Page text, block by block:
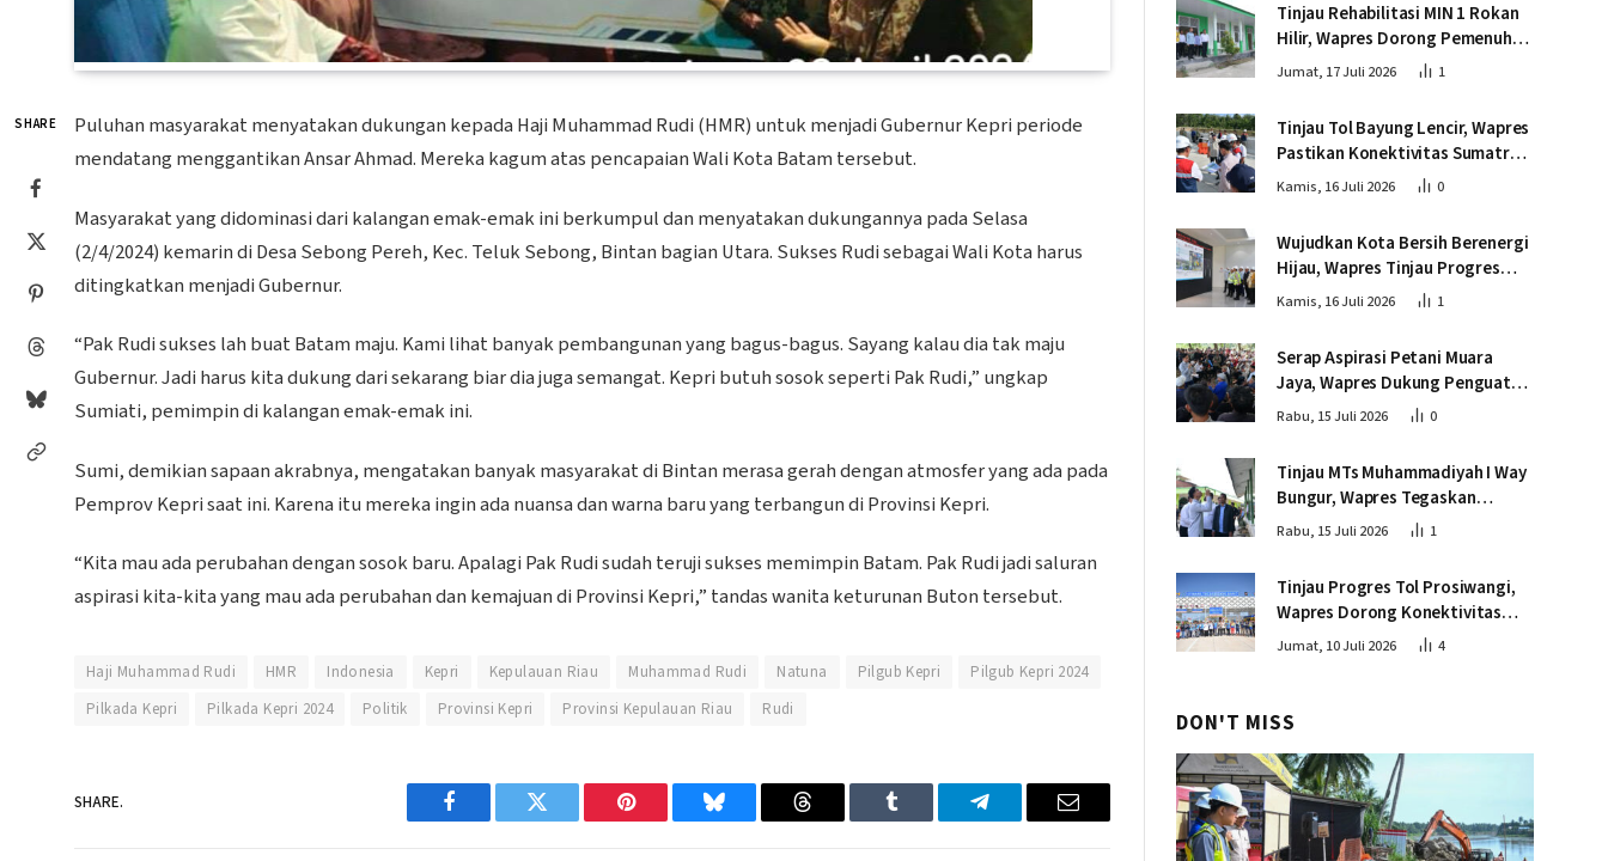
SHARE
Puluhan masyarakat menyatakan dukungan kepada Haji Muhammad Rudi (HMR) untuk menjadi Gubernur Kepri periode
mendatang menggantikan Ansar Ahmad. Mereka kagum atas pencapaian Wali Kota Batam tersebut.
Masyarakat yang didominasi dari kalangan emak-emak ini berkumpul dan menyatakan dukungannya pada Selasa
(2/4/2024) kemarin di Desa Sebong Pereh, Kec. Teluk Sebong, Bintan bagian Utara. Sukses Rudi sebagai Wali Kota harus
ditingkatkan menjadi Gubernur.
“Pak Rudi sukses lah buat Batam maju. Kami lihat banyak pembangunan yang bagus-bagus. Sayang kalau dia tak maju
Gubernur. Jadi harus kita dukung dari sekarang biar dia juga semangat. Kepri butuh sosok seperti Pak Rudi,” ungkap
Sumiati, pemimpin di kalangan emak-emak ini.
Sumi, demikian sapaan akrabnya, mengatakan banyak masyarakat di Bintan merasa gerah dengan atmosfer yang ada pada
Pemprov Kepri saat ini. Karena itu mereka ingin ada nuansa dan warna baru yang terbangun di Provinsi Kepri.
“Kita mau ada perubahan dengan sosok baru. Apalagi Pak Rudi sudah teruji sukses memimpin Batam. Pak Rudi jadi saluran
aspirasi kita-kita yang mau ada perubahan dan kemajuan di Provinsi Kepri,” tandas wanita keturunan Buton tersebut.
Haji Muhammad Rudi HMR Indonesia Kepri Kepulauan Riau Muhammad Rudi Natuna Pilgub Kepri
Pilgub Kepri 2024
Pilkada Kepri
Pilkada Kepri 2024 Politik Provinsi Kepri Provinsi Kepulauan Riau Rudi
SHARE.
Facebook Twitter Pinterest Bluesky Threads Tumblr Telegram Email
Tinjau Rehabilitasi MIN 1 Rokan
Hilir, Wapres Dorong Pemenuhan
Sarana Prasarana Pendidikan
Jumat, 17 Juli 2026 1
Tinjau Tol Bayung Lencir, Wapres
Pastikan Konektivitas Sumatra
Berjalan Optimal
Kamis, 16 Juli 2026 0
Wujudkan Kota Bersih Berenergi
Hijau, Wapres Tinjau Progres
Pembangunan PSEL di
Kamis, 16 Juli 2026 1
Serap Aspirasi Petani Muara
Jaya, Wapres Dukung Penguatan
Ekosistem Singkong untuk
Rabu, 15 Juli 2026 0
Tinjau MTs Muhammadiyah I Way
Bungur, Wapres Tegaskan
Pembangunan SDM Harus
Rabu, 15 Juli 2026 1
Tinjau Progres Tol Prosiwangi,
Wapres Dorong Konektivitas
dan Pertumbuhan Ekonomi
Jumat, 10 Juli 2026 4
DON'T MISS